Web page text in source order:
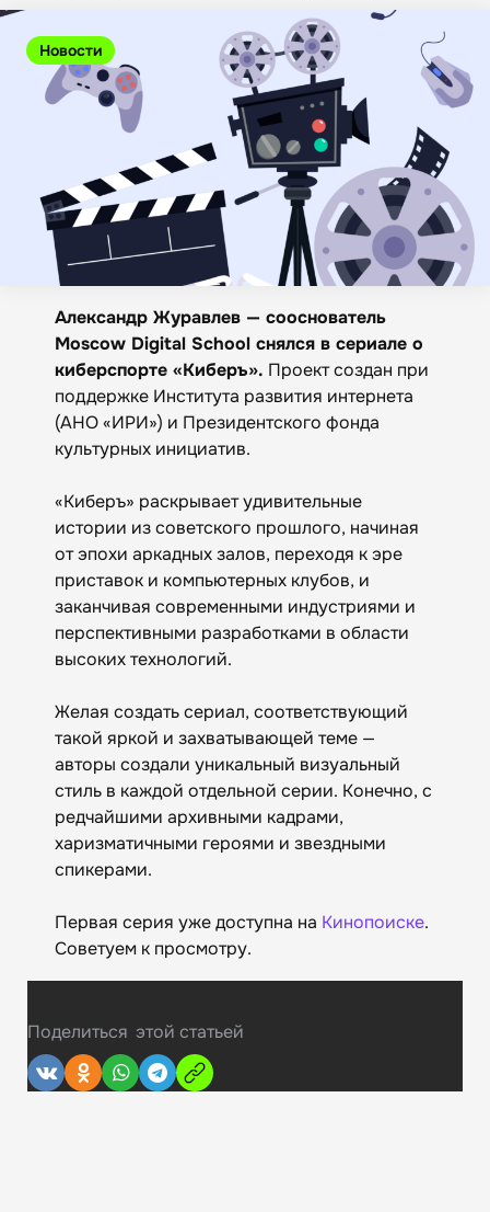
Новости
Александр Журавлев — сооснователь
Moscow Digital School снялся в сериале о
киберспорте «Киберъ». Проект создан при
поддержке Института развития интернета
(АНО «ИРИ») и Президентского фонда
культурных инициатив.
«Киберъ» раскрывает удивительные
истории из советского прошлого, начиная
от эпохи аркадных залов, переходя к эре
приставок и компьютерных клубов, и
заканчивая современными индустриями и
перспективными разработками в области
высоких технологий.
Желая создать сериал, соответствующий
такой яркой и захватывающей теме —
авторы создали уникальный визуальный
стиль в каждой отдельной серии. Конечно, с
редчайшими архивными кадрами,
харизматичными героями и звездными
спикерами.
Первая серия уже доступна на Кинопоиске.
Советуем к просмотру.
Поделиться этой статьей